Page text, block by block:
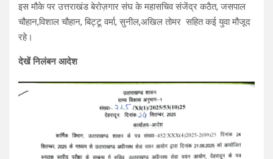
इस मौके पर उत्तराखंड बेरोज़गार संघ के महासचिव संजेंद्र कठैत, जसपाल
चौहान,विशाल चौहान, बिट्टू वर्मा, सुनील,अखिल तोमर सहित कई युवा मौजूद
रहे।
देखें निलंबन आदेश